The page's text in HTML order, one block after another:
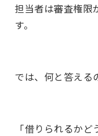
担当者は審査権限
す。
では、何と答える
「借りられるか